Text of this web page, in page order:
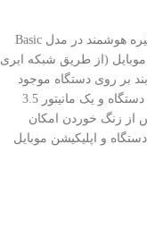
در مدل camera version، تمامی امکانات پایه دستگیره هوشمند در مدل Basic
(از طریق شبکه ابری
بر روی دستگاه موجود
بوده و علاوه بر آن یک دوربین بری روی پنل جلوی دستگاه و یک مانیتور 3.5
از زنگ خوردن امکان
و اپلیکیشن موبایل